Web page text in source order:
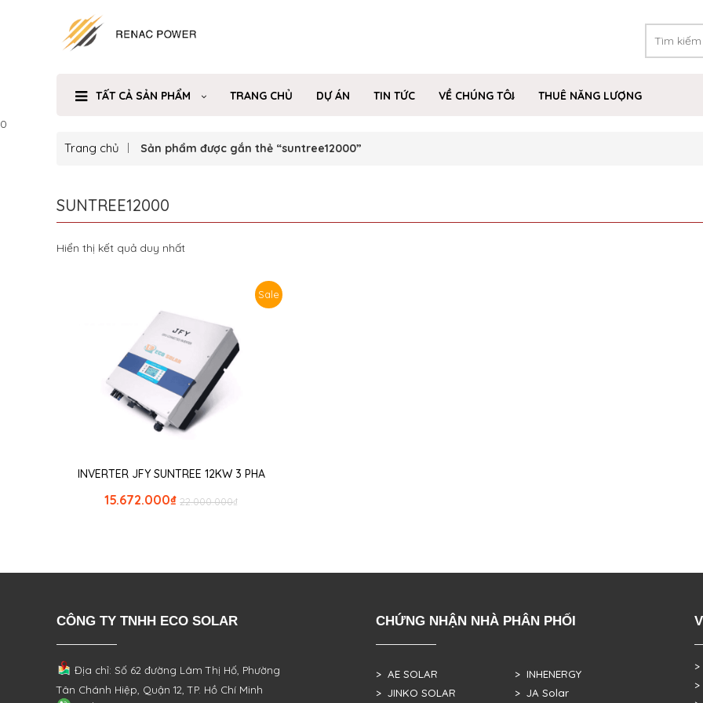
TẤT CẢ SẢN PHẨM TRANG CHỦ DỰ ÁN TIN TỨC VỀ CHÚNG TÔI
THUÊ NĂNG LƯỢNG
0
Trang chủ Sản phẩm được gắn thẻ “suntree12000”
SUNTREE12000
Hiển thị kết quả duy nhất
Sale
INVERTER JFY SUNTREE 12KW 3 PHA
₫
22.000.000
₫
15.672.000
CÔNG TY TNHH ECO SOLAR
Địa chỉ: Số 62 đường Lâm Thị Hố, Phường
Tân Chánh Hiệp, Quận 12, TP. Hồ Chí Minh
CHỨNG NHẬN NHÀ PHÂN PHỐI
> AE SOLAR
> JINKO SOLAR
> INHENERGY
> JA Solar
>